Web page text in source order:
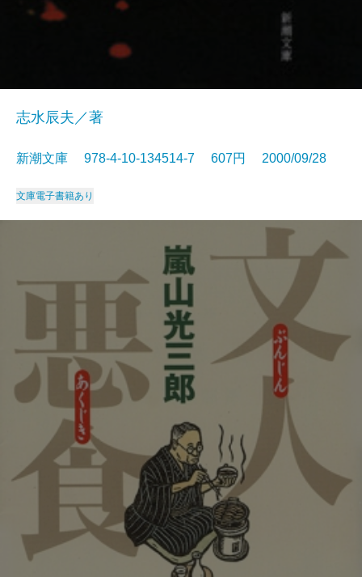
志水辰夫／著
新潮文庫 978-4-10-134514-7 607円 2000/09/28
文庫電子書籍あり